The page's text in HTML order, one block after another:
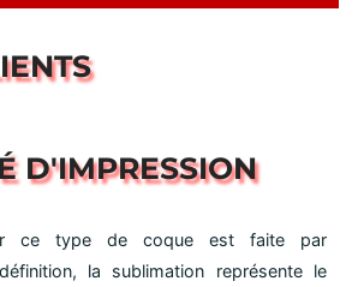
D'IMPRESSION
ce type de coque est faite par
la sublimation représente le